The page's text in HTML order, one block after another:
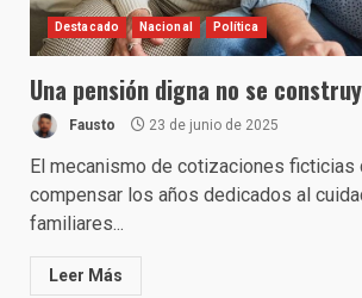
Destacado Nacional Política
Una pensión digna no se
Fausto 23 de junio de 2025
El mecanismo de cotizaciones ficticias
compensar los años dedicados al
familiares...
Leer Más